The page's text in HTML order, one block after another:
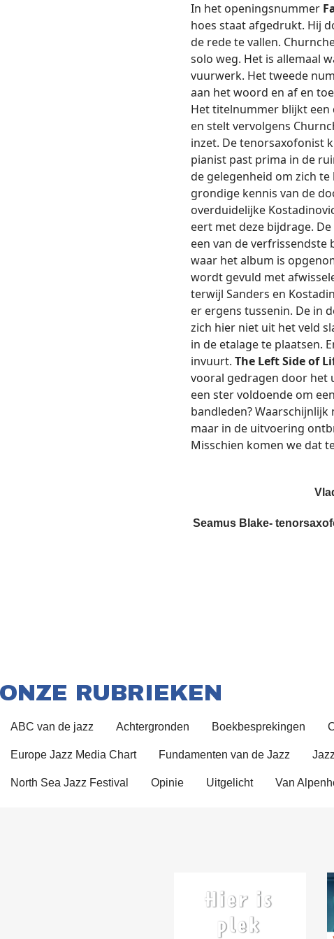
In het openingsnummer
hoes staat afgedrukt. Hij
de rede te vallen.
solo weg. Het is allemaal
vuurwerk. Het tweede
aan het woord en af en
Het titelnummer blijkt een
en stelt vervolgens
inzet. De tenorsaxofonist
pianist past prima in de
de gelegenheid om zich
grondige kennis van de
overduidelijke
eert met deze bijdrage.
een van de verfrissendste
waar het album is
wordt gevuld met
terwijl Sanders en
er ergens tussenin. De in
zich hier niet uit het veld
in de etalage te plaatsen.
invuurt. The Left Side of
vooral gedragen door het
een ster voldoende om
bandleden?
maar in de uitvoering
Misschien komen we dat
Seamus Blake-
ONZE RUBRIEKEN
ABC van de jazz Achtergronden Boekbesprekingen
Europe Jazz Media Chart Fundamenten van de Jazz
North Sea Jazz Festival Opinie Uitgelicht Van